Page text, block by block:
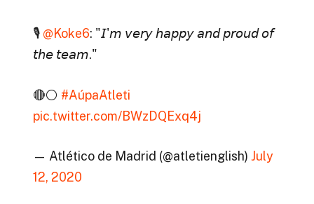
🎙 @Koke6: "𝘐'𝘮 𝘷𝘦𝘳𝘺 𝘩𝘢𝘱𝘱𝘺 𝘢𝘯𝘥 𝘱𝘳𝘰𝘶𝘥 𝘰𝘧
𝘵𝘩𝘦 𝘵𝘦𝘢𝘮."
🔴⚪ #AúpaAtleti
pic.twitter.com/BWzDQExq4j
— Atlético de Madrid (@atletienglish) July
12, 2020